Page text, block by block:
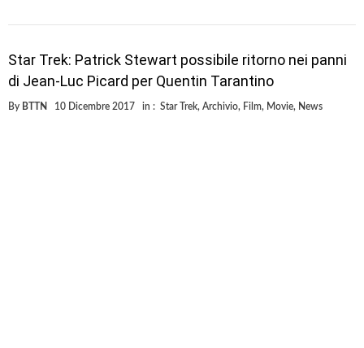
Star Trek: Patrick Stewart possibile ritorno nei panni
di Jean-Luc Picard per Quentin Tarantino
By BTTN 10 Dicembre 2017 in : Star Trek, Archivio, Film, Movie, News